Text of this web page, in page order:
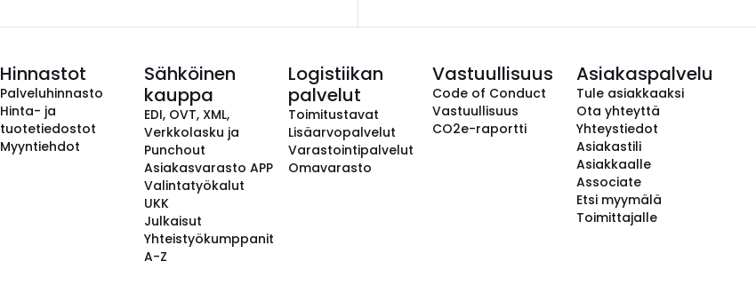
Hinnastot
Palveluhinnasto
Hinta- ja
tuotetiedostot
Myyntiehdot
Sähköinen
kauppa
EDI, OVT, XML,
Verkkolasku ja
Punchout
Asiakasvarasto APP
Valintatyökalut
UKK
Julkaisut
Yhteistyökumppanit
A-Z
Logistiikan
palvelut
Toimitustavat
Lisäarvopalvelut
Varastointipalvelut
Omavarasto
Vastuullisuus
Code of Conduct
Vastuullisuus
CO2e-raportti
Asiakaspalvelu
Tule asiakkaaksi
Ota yhteyttä
Yhteystiedot
Asiakastili
Asiakkaalle
Associate
Etsi myymälä
Toimittajalle